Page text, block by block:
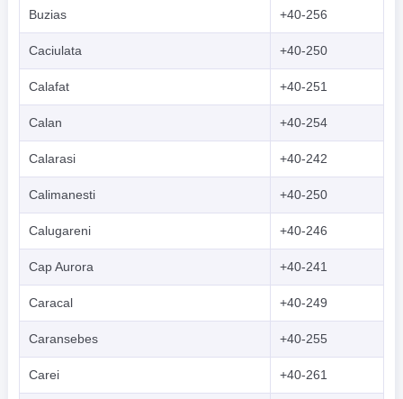
Buzias +40-256
Caciulata +40-250
Calafat +40-251
Calan +40-254
Calarasi +40-242
Calimanesti +40-250
Calugareni +40-246
Cap Aurora +40-241
Caracal +40-249
Caransebes +40-255
Carei +40-261